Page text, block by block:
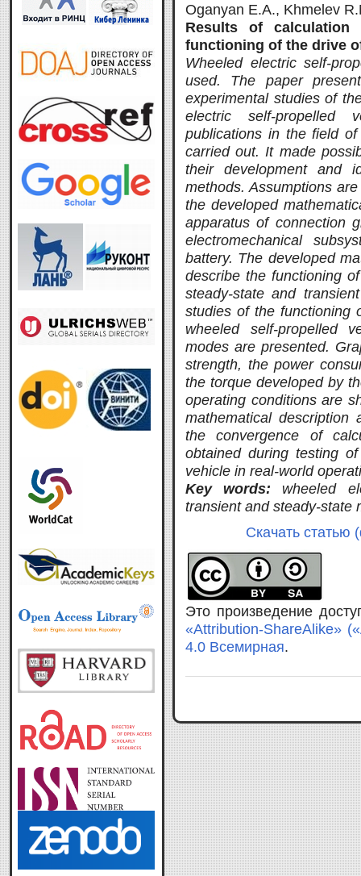
Oganyan E.A., Khmelev
Results of
functioning of the drive
Wheeled electric self-
used. The paper
experimental studies of
electric self-propelled
publications in the field
carried out. It made
their development and
methods. Assumptions
the developed
apparatus of connection
electromechanical
battery. The developed
describe the functioning
steady-state and
studies of the functioning
wheeled self-propelled
modes are presented.
strength, the power
the torque developed by
operating conditions are
mathematical
the convergence of
obtained during testing
vehicle in real-world
Key words: wheeled
transient and steady-state
Скачать
Это произведение
«Attribution-ShareAlike»
4.0 Всемирная.